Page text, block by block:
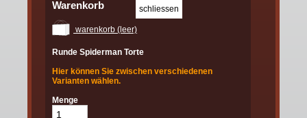
Warenkorb
warenkorb (leer)
Runde Spiderman Torte
Hier können Sie zwischen verschiedenen
Varianten wählen.
Menge